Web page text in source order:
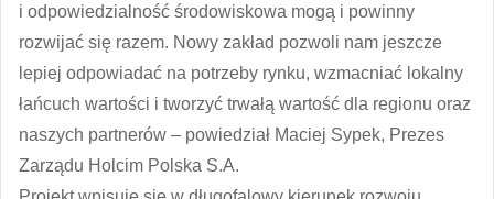
i odpowiedzialność środowiskowa mogą i powinny
rozwijać się razem. Nowy zakład pozwoli nam jeszcze
lepiej odpowiadać na potrzeby rynku, wzmacniać lokalny
łańcuch wartości i tworzyć trwałą wartość dla regionu oraz
naszych partnerów – powiedział Maciej Sypek, Prezes
Zarządu Holcim Polska S.A.